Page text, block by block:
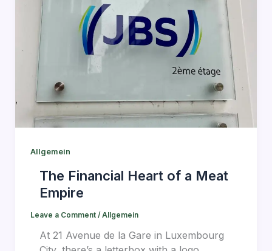
Allgemein
The Financial Heart of a Meat
Empire
Leave a Comment / Allgemein
At 21 Avenue de la Gare in Luxembourg